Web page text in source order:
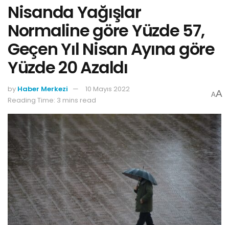
Nisanda Yağışlar
Normaline göre Yüzde 57,
Geçen Yıl Nisan Ayına göre
Yüzde 20 Azaldı
by Haber Merkezi
10 Mayıs 2022
Reading Time: 3 mins read
AA